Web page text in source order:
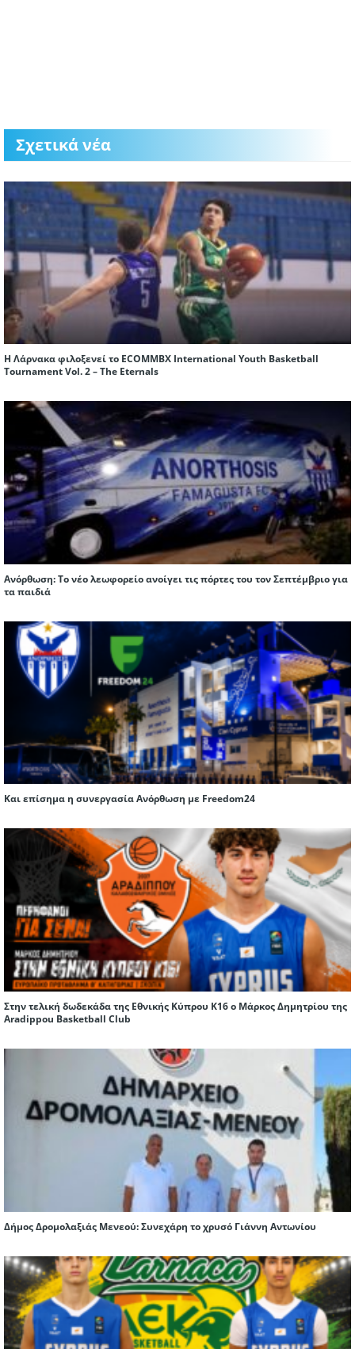
Σχετικά νέα
Η Λάρνακα φιλοξενεί το ECOMMBX International Youth Basketball
Tournament Vol. 2 – The Eternals
Ανόρθωση: Το νέο λεωφορείο ανοίγει τις πόρτες του τον Σεπτέμβριο για
τα παιδιά
Και επίσημα η συνεργασία Ανόρθωση με Freedom24
Στην τελική δωδεκάδα της Εθνικής Κύπρου Κ16 ο Μάρκος Δημητρίου της
Aradippou Basketball Club
Δήμος Δρομολαξιάς Μενεού: Συνεχάρη το χρυσό Γιάννη Αντωνίου